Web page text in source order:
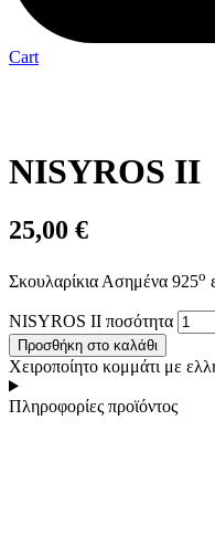
Cart
NISYROS II
25,00 €
Σκουλαρίκια Ασημένα 925ο
NISYROS II ποσότητα
Προσθήκη στο καλάθι
Χειροποίητο κομμάτι με
Πληροφορίες προϊόντος